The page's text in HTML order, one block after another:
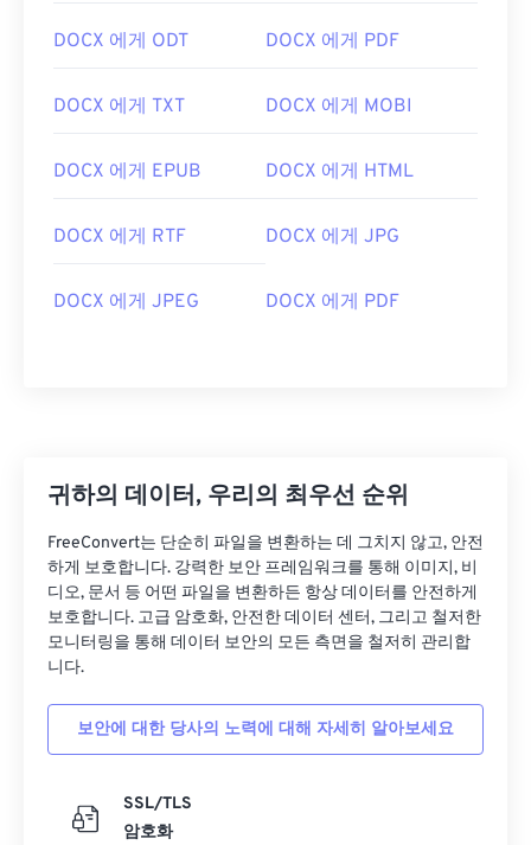
DOCX 에게 ODT DOCX 에게 PDF
DOCX 에게 TXT DOCX 에게 MOBI
DOCX 에게 EPUB DOCX 에게 HTML
DOCX 에게 RTF DOCX 에게 JPG
DOCX 에게 JPEG DOCX 에게 PDF
귀하의 데이터, 우리의 최우선 순위
FreeConvert는 단순히 파일을 변환하는 데 그치지 않고, 안전
하게 보호합니다. 강력한 보안 프레임워크를 통해 이미지, 비
디오, 문서 등 어떤 파일을 변환하든 항상 데이터를 안전하게
보호합니다. 고급 암호화, 안전한 데이터 센터, 그리고 철저한
모니터링을 통해 데이터 보안의 모든 측면을 철저히 관리합
니다.
보안에 대한 당사의 노력에 대해 자세히 알아보세요
SSL/TLS
암호화